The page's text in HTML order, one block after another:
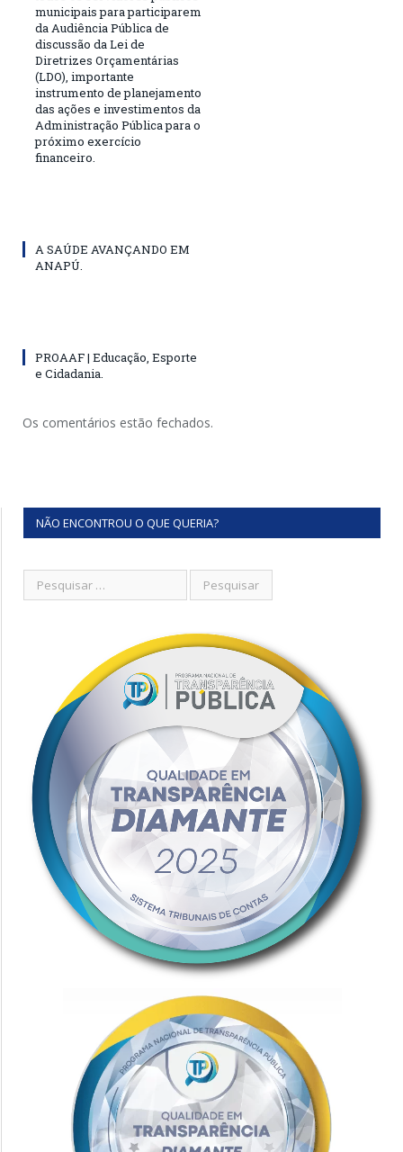
municipais para participarem
da Audiência Pública de
discussão da Lei de
Diretrizes Orçamentárias
(LDO), importante
instrumento de planejamento
das ações e investimentos da
Administração Pública para o
próximo exercício
financeiro.
A SAÚDE AVANÇANDO EM
ANAPÚ.
PROAAF | Educação, Esporte
e Cidadania.
Os comentários estão fechados.
NÃO ENCONTROU O QUE QUERIA?